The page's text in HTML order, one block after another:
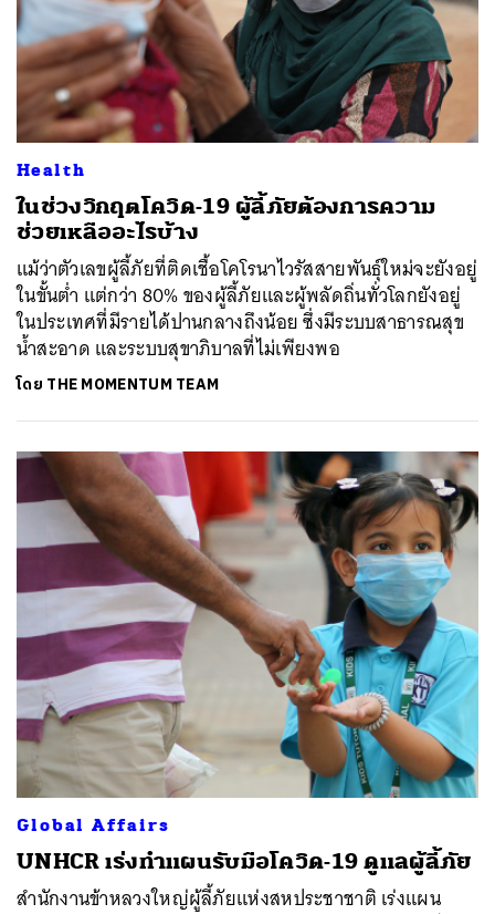
Health
ในช่วงวิกฤตโควิด-19 ผู้ลี้ภัยต้องการความ
ช่วยเหลืออะไรบ้าง
แม้ว่าตัวเลขผู้ลี้ภัยที่ติดเชื้อโคโรนาไวรัสสายพันธุ์ใหม่จะยังอยู่
ในขั้นต่ำ แต่กว่า 80% ของผู้ลี้ภัยและผู้พลัดถิ่นทั่วโลกยังอยู่
ในประเทศที่มีรายได้ปานกลางถึงน้อย ซึ่งมีระบบสาธารณสุข
น้ำสะอาด และระบบสุขาภิบาลที่ไม่เพียงพอ
โดย THE MOMENTUM TEAM
Global Affairs
UNHCR เร่งทำแผนรับมือโควิด-19 ดูแลผู้ลี้ภัย
สํานักงานข้าหลวงใหญ่ผู้ลี้ภัยแห่งสหประชาชาติ เร่งแผน